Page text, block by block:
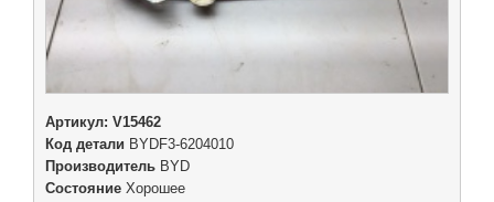
Артикул: V15462
Код детали BYDF3-6204010
Производитель BYD
Состояние Хорошее